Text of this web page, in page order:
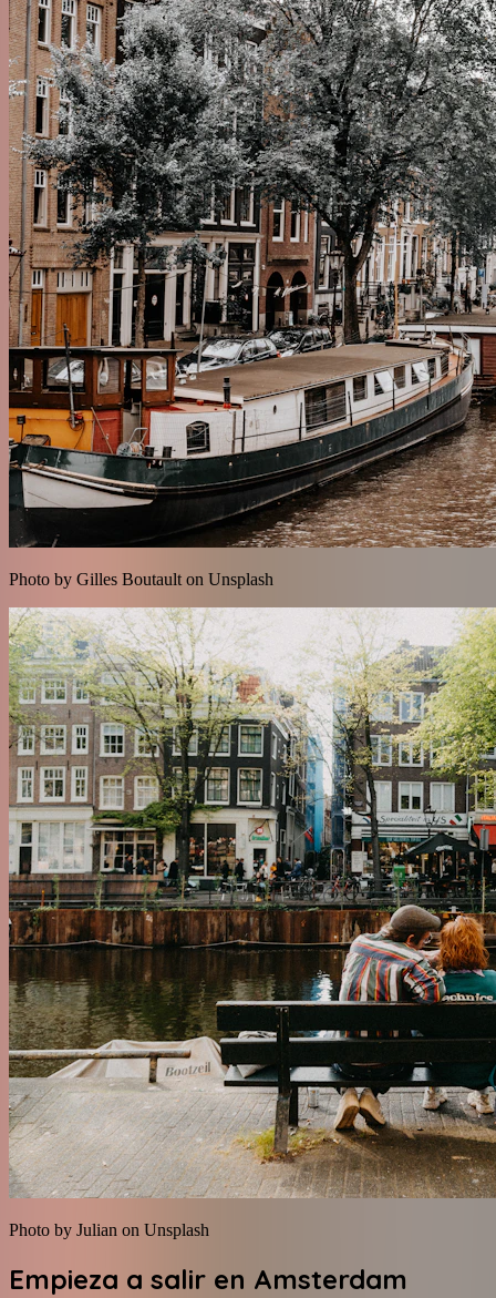
Photo by Gilles Boutault on Unsplash
Photo by Julian on Unsplash
Empieza a salir en Amsterdam